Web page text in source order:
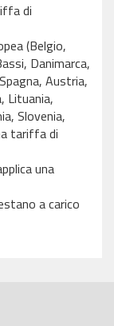
di
(Belgio,
Danimarca,
Austria,
Lituania,
Slovenia,
tariffa di
una
a carico